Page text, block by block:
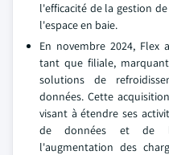
l'efficacité de la gestion
l'espace en baie.
En novembre 2024, Flex
tant que filiale,
solutions de
données. Cette
visant à étendre ses
de données et de
l'augmentation des